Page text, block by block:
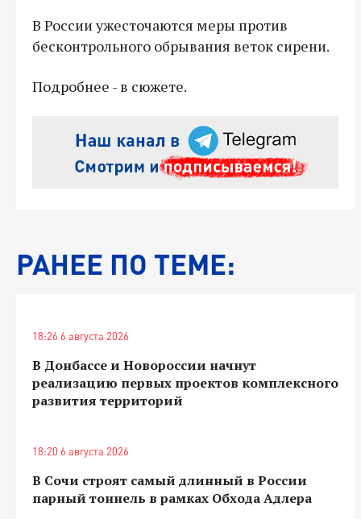
В России ужесточаются меры против
бесконтрольного обрывания веток сирени.
Подробнее - в сюжете.
РАНЕЕ ПО ТЕМЕ:
18:26 6 августа 2026
В Донбассе и Новороссии начнут
реализацию первых проектов комплексного
развития территорий
18:20 6 августа 2026
В Сочи строят самый длинный в России
парный тоннель в рамках Обхода Адлера